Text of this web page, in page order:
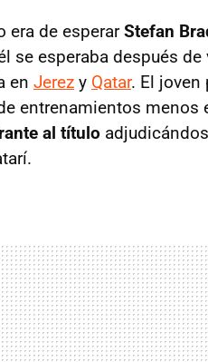
era de esperarStefan
se esperaba después
en Jerez y Qatar. El joven
entrenamientos menos
al título